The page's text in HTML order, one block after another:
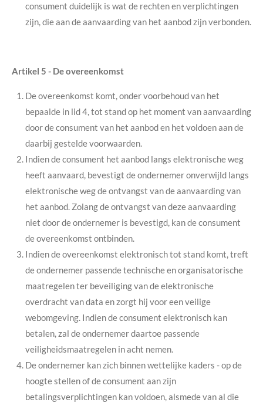
consument duidelijk is wat de rechten en verplichtingen
zijn, die aan de aanvaarding van het aanbod zijn verbonden.
Artikel 5 - De overeenkomst
De overeenkomst komt, onder voorbehoud van het
bepaalde in lid 4, tot stand op het moment van aanvaarding
door de consument van het aanbod en het voldoen aan de
daarbij gestelde voorwaarden.
Indien de consument het aanbod langs elektronische weg
heeft aanvaard, bevestigt de ondernemer onverwijld langs
elektronische weg de ontvangst van de aanvaarding van
het aanbod. Zolang de ontvangst van deze aanvaarding
niet door de ondernemer is bevestigd, kan de consument
de overeenkomst ontbinden.
Indien de overeenkomst elektronisch tot stand komt, treft
de ondernemer passende technische en organisatorische
maatregelen ter beveiliging van de elektronische
overdracht van data en zorgt hij voor een veilige
webomgeving. Indien de consument elektronisch kan
betalen, zal de ondernemer daartoe passende
veiligheidsmaatregelen in acht nemen.
De ondernemer kan zich binnen wettelijke kaders - op de
hoogte stellen of de consument aan zijn
betalingsverplichtingen kan voldoen, alsmede van al die